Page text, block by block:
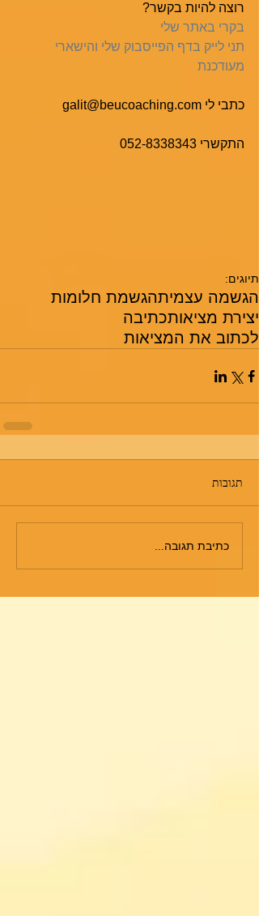
רוצה להיות בקשר?
בקרי באתר שלי
תני לייק בדף הפייסבוק שלי והישארי
מעודכנת
כתבי לי galit@beucoaching.com
התקשרי 052-8338343
תיוגים:
הגשמה עצמיתהגשמת חלומות
יצירת מציאותכתיבה
לכתוב את המציאות
תגובות
כתיבת תגובה...